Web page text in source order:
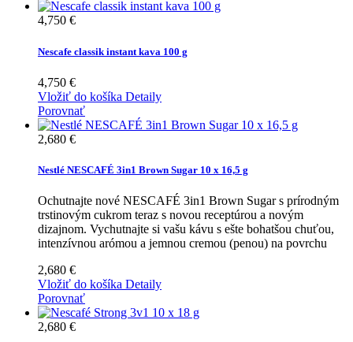
4,750 €
Nescafe classik instant kava 100 g
4,750 €
Vložiť do košíka Detaily
Porovnať
2,680 €
Nestlé NESCAFÉ 3in1 Brown Sugar 10 x 16,5 g
Ochutnajte nové NESCAFÉ 3in1 Brown Sugar s prírodným
trstinovým cukrom teraz s novou receptúrou a novým
dizajnom. Vychutnajte si vašu kávu s ešte bohatšou chuťou,
intenzívnou arómou a jemnou cremou (penou) na povrchu
2,680 €
Vložiť do košíka Detaily
Porovnať
2,680 €